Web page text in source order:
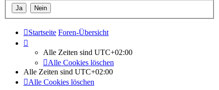
Startseite Foren-Übersicht
Alle Zeiten sind UTC+02:00
Alle Cookies löschen
Alle Zeiten sind UTC+02:00
Alle Cookies löschen